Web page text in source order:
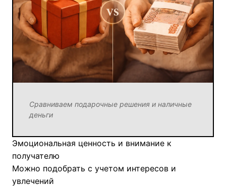
Сравниваем подарочные решения и наличные
деньги
Эмоциональная ценность и внимание к
получателю
Можно подобрать с учетом интересов и
увлечений